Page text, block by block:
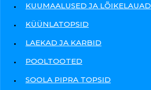
KUUMAALUSED JA LÕIKELAUAD
KÜÜNLATOPSID
LAEKAD JA KARBID
POOLTOOTED
SOOLA PIPRA TOPSID